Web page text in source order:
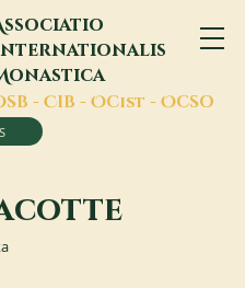
ssociatio
nternationalis
onastica
SB - CIB - OCist - OCSO